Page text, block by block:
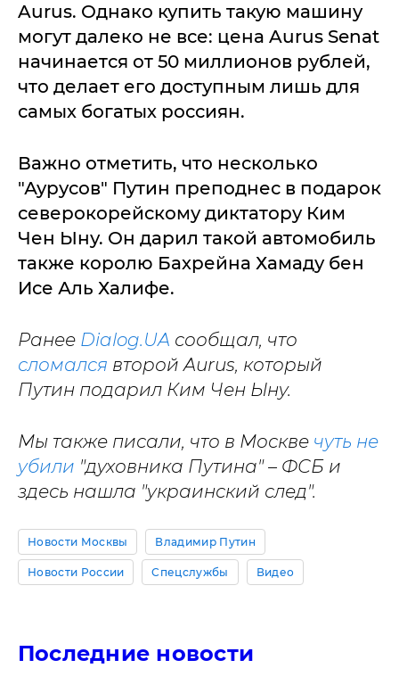
Aurus. Однако купить такую машину
могут далеко не все: цена Aurus Senat
начинается от 50 миллионов рублей,
что делает его доступным лишь для
самых богатых россиян.
Важно отметить, что несколько
"Аурусов" Путин преподнес в подарок
северокорейскому диктатору Ким
Чен Ыну. Он дарил такой автомобиль
также королю Бахрейна Хамаду бен
Исе Аль Халифе.
Ранее Dialog.UA сообщал, что
сломался второй Aurus, который
Путин подарил Ким Чен Ыну.
Мы также писали, что в Москве чуть не
убили "духовника Путина" – ФСБ и
здесь нашла "украинский след".
Новости Москвы Владимир Путин
Новости России Спецслужбы Видео
Последние новости